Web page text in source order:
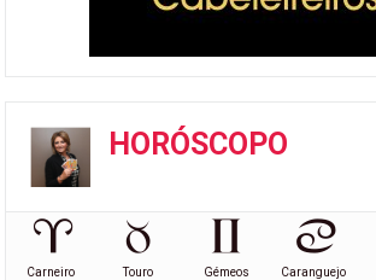
HORÓSCOPO
Carneiro Touro Gémeos Caranguejo